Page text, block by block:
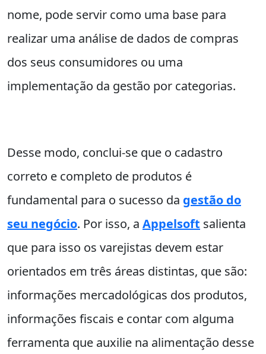
nome, pode servir como uma base para
realizar uma análise de dados de compras
dos seus consumidores ou uma
implementação da gestão por categorias.
Desse modo, conclui-se que o cadastro
correto e completo de produtos é
fundamental para o sucesso da gestão do
seu negócio. Por isso, a Appelsoft salienta
que para isso os varejistas devem estar
orientados em três áreas distintas, que são:
informações mercadológicas dos produtos,
informações fiscais e contar com alguma
ferramenta que auxilie na alimentação desse